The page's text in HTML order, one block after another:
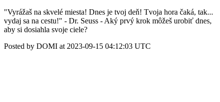
"Vyrážaš na skvelé miesta! Dnes je tvoj deň! Tvoja hora čaká, tak...
vydaj sa na cestu!" - Dr. Seuss - Aký prvý krok môžeš urobiť dnes,
aby si dosiahla svoje ciele?
Posted by DOMI at 2023-09-15 04:12:03 UTC